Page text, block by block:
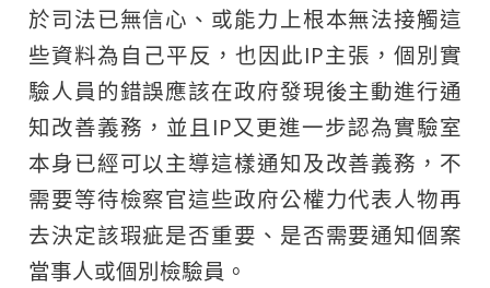
於司法已無信心、或能力上根本無法接觸這
些資料為自己平反，也因此IP主張，個別實
驗人員的錯誤應該在政府發現後主動進行通
知改善義務，並且IP又更進一步認為實驗室
本身已經可以主導這樣通知及改善義務，不
需要等待檢察官這些政府公權力代表人物再
去決定該瑕疵是否重要、是否需要通知個案
當事人或個別檢驗員。